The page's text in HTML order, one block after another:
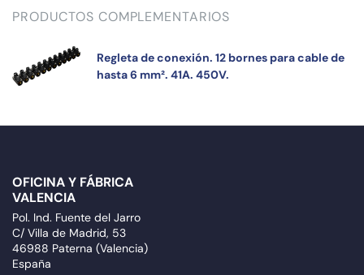
PRODUCTOS COMPLEMENTARIOS
Regleta de conexión. 12 bornes para cable de
hasta 6 mm². 41A. 450V.
OFICINA Y FÁBRICA
VALENCIA
Pol. Ind. Fuente del Jarro
C/ Villa de Madrid, 53
46988 Paterna (Valencia)
España